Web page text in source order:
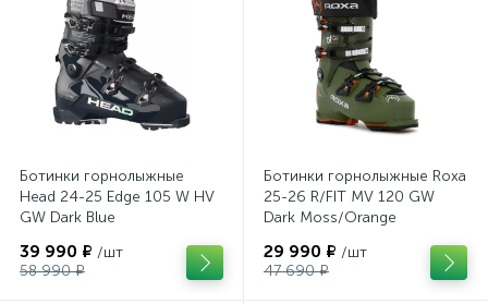
Ботинки горнолыжные
Head 24-25 Edge 105 W HV
GW Dark Blue
39 990 ₽ /шт
58 990 ₽
Ботинки горнолыжные Roxa
25-26 R/FIT MV 120 GW
Dark Moss/Orange
29 990 ₽ /шт
47 690 ₽